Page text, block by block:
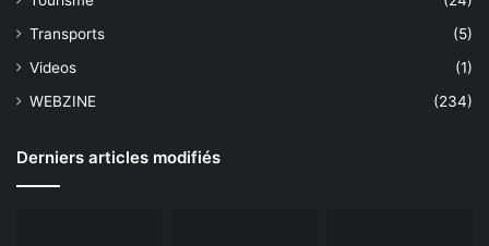
Transports
(5)
Videos
(1)
WEBZINE
(234)
Derniers articles modifiés